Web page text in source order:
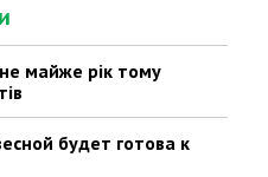
майже рік тому
будет готова к